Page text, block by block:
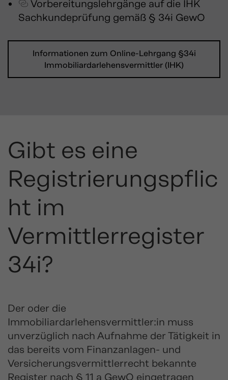
Vorbereitungslehrgänge auf die IHK
Sachkundeprüfung gemäß § 34i GewO
Informationen zum Online-Lehrgang §34i
Immobiliardarlehensvermittler (IHK)
Gibt es eine
Registrierungspflic
ht im
Vermittlerregister
34i?
Der oder die
Immobiliardarlehensvermittler:in muss
unverzüglich nach Aufnahme der Tätigkeit in
das bereits vom Finanzanlagen- und
Versicherungsvermittlerrecht bekannte
Register nach § 11 a GewO eingetragen